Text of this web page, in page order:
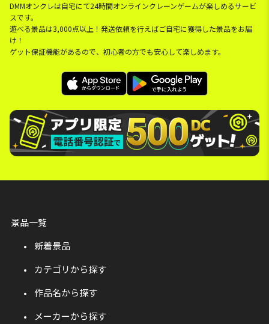
DMMオンクレは自宅にて24時間オンラインクレーンゲームが楽しめるサービ
スです。
遊べる景品は3,000点以上！発送依頼を行えばご自宅に獲得した景品をお届
け！
ゲット保証機能があるので、初心者の方でも安心して楽しめます。
景品一覧
新着景品
カテゴリから探す
作品名から探す
メーカーから探す